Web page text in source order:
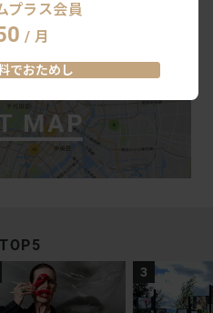
の
プラス会員
/ 月
でおためし